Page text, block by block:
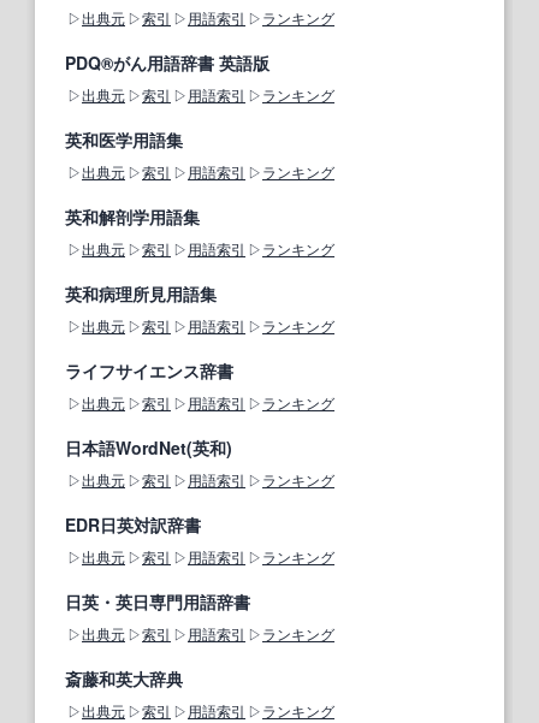
出典元 索引 用語索引 ランキング
PDQ®がん用語辞書 英語版
出典元 索引 用語索引 ランキング
英和医学用語集
出典元 索引 用語索引 ランキング
英和解剖学用語集
出典元 索引 用語索引 ランキング
英和病理所見用語集
出典元 索引 用語索引 ランキング
ライフサイエンス辞書
出典元 索引 用語索引 ランキング
日本語WordNet(英和)
出典元 索引 用語索引 ランキング
EDR日英対訳辞書
出典元 索引 用語索引 ランキング
日英・英日専門用語辞書
出典元 索引 用語索引 ランキング
斎藤和英大辞典
出典元 索引 用語索引 ランキング